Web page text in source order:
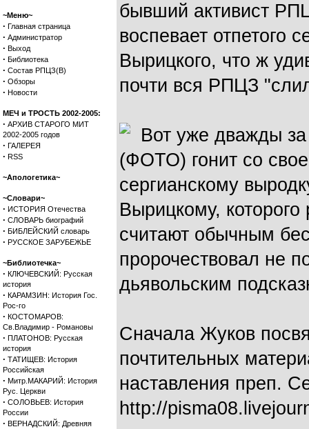
~Меню~
· Главная страница
· Администратор
· Выход
· Библиотека
· Состав РПЦЗ(В)
· Обзоры
· Новости
МЕЧ и ТРОСТЬ 2002-2005:
· АРХИВ СТАРОГО МИТ
2002-2005 годов
· ГАЛЕРЕЯ
· RSS
~Апологетика~
~Словари~
· ИСТОРИЯ Отечества
· СЛОВАРЬ биографий
· БИБЛЕЙСКИЙ словарь
· РУССКОЕ ЗАРУБЕЖЬЕ
~Библиотечка~
· КЛЮЧЕВСКИЙ: Русская
история
· КАРАМЗИН: История Гос.
Рос-го
· КОСТОМАРОВ:
Св.Владимир - Романовы
· ПЛАТОНОВ: Русская
история
· ТАТИЩЕВ: История
Российская
· Митр.МАКАРИЙ: История
Рус. Церкви
· СОЛОВЬЕВ: История
России
· ВЕРНАДСКИЙ: Древняя
бывший активист
воспевает отпетого
Вырицкого, что ж
почти вся РПЦЗ
Вот уже дважды
(ФОТО) гонит со
сергианскому
Вырицкому,
считают обычным
пророчествовал не
дьявольским
Сначала Жуков
почтительных
наставления преп.
http://